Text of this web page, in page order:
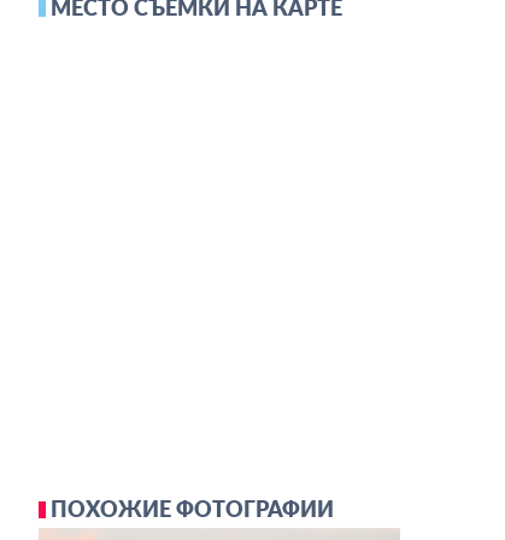
МЕСТО СЪЕМКИ НА КАРТЕ
ПОХОЖИЕ ФОТОГРАФИИ